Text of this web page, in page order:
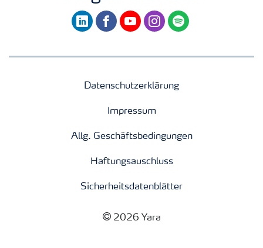
linkedinfacebookyoutubeinstagram
spotify
Datenschutzerklärung
Impressum
Allg. Geschäftsbedingungen
Haftungsauschluss
Sicherheitsdatenblätter
2026 Yara